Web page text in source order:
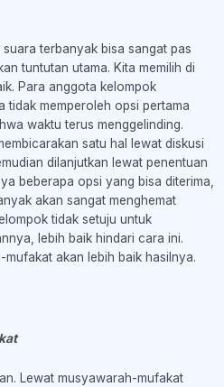
terbanyak bisa sangat pas
tuntutan utama. Kita memilih di
Para anggota kelompok
tidak memperoleh opsi pertama
waktu terus menggelinding.
satu hal lewat diskusi
dilanjutkan lewat penentuan
beberapa opsi yang bisa diterima,
akan sangat menghemat
tidak setuju untuk
lebih baik hindari cara ini.
akan lebih baik hasilnya.
Lewat musyawarah-mufakat